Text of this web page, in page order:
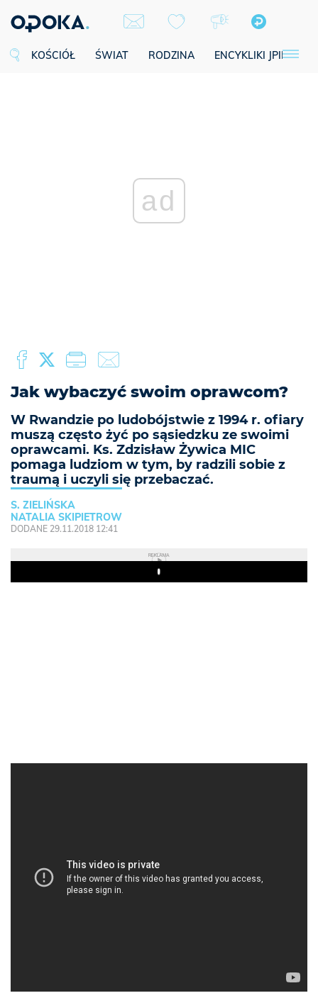
KOŚCIÓŁ ŚWIAT RODZINA ENCYKLIKI JPII
ad
Jak wybaczyć swoim oprawcom?
W Rwandzie po ludobójstwie z 1994 r. ofiary
muszą często żyć po sąsiedzku ze swoimi
oprawcami. Ks. Zdzisław Żywica MIC
pomaga ludziom w tym, by radzili sobie z
traumą i uczyli się przebaczać.
S. ZIELIŃSKA
NATALIA SKIPIETROW
DODANE 29.11.2018 12:41
REKLAMA
Play